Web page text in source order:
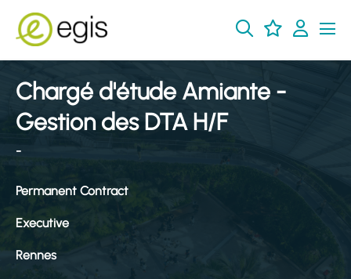
Chargé d'étude Amiante -
Gestion des DTA H/F
-
Permanent Contract
Executive
Rennes